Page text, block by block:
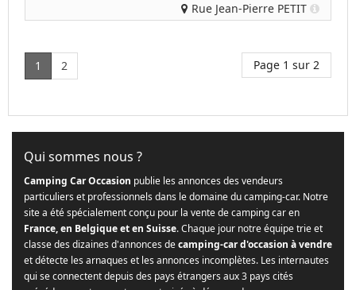
Rue Jean-Pierre PETIT
1 2 Page 1 sur 2
Qui sommes nous ?
Camping Car Occasion publie les annonces des vendeurs
particuliers et professionnels dans le domaine du camping-car. Notre
site a été spécialement conçu pour la vente de camping car en
France, en Belgique et en Suisse. Chaque jour notre équipe trie et
classe des dizaines d'annonces decamping-car d'occasion à vendre
et détecte les arnaques et les annonces incomplètes. Les internautes
qui se connectent depuis des pays étrangers aux 3 pays cités